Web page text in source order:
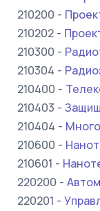
210200 -
210202 -
210300 -
210304 -
210400 -
210403 -
210404 -
210600 -
210601 -
220200 -
220201 -